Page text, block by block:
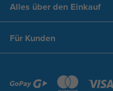
Alles über den Einkauf
Für Kunden